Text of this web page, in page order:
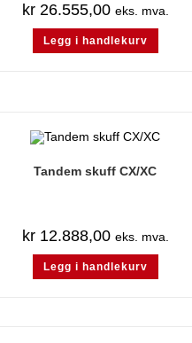
kr26.555,00 eks. mva.
Legg i handlekurv
Tandem skuff CX/XC
kr12.888,00 eks. mva.
Legg i handlekurv